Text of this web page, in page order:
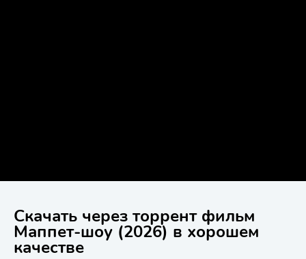
Скачать через торрент фильм
Маппет-шоу (2026) в хорошем
качестве